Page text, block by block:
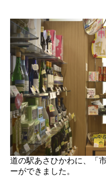
道の駅あさひかわに、「
ーができました。